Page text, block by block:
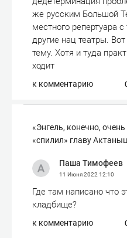
же русским Большой
местного репертуара
другие нац театры.
тему. Хотя и туда
ходит
к комментарию
«Энгель, конечно,
«спилил» главу
Паша Тимофеев
11 Июня 2022 12:10
Где там написано что
кладбище?
к комментарию